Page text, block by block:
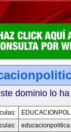
dominio lo